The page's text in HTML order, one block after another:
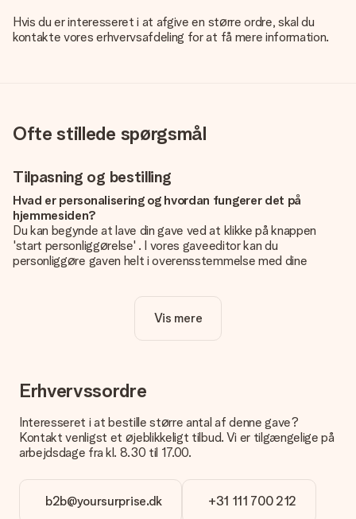
Hvis du er interesseret i at afgive en større ordre, skal du
kontakte vores erhvervsafdeling for at få mere information.
Ofte stillede spørgsmål
Tilpasning og bestilling
Hvad er personalisering og hvordan fungerer det på
hjemmesiden?
Du kan begynde at lave din gave ved at klikke på knappen
'start personliggørelse' . I vores gaveeditor kan du
personliggøre gaven helt i overensstemmelse med dine
Er personalisering inkluderet i prisen?
Prisen der vises på hjemmesiden omfatter personliggørelse
Hvordan ved jeg, om mit billede har den rigtige kvalitet?
Vi vil være sikre på, at du er helt tilfreds med din gave. Derfor
om kvaliteten af dit billede, kan du kontakte vores
kundeservice og vedlægge dit foto sammen med den gave,
du er interesseret i at bestille. Så kan de tjekke kvaliteten for
Hvilke formater kan jeg uploade?
Vis mere
Erhvervssordre
Interesseret i at bestille større antal af denne gave?
Kontakt venligst et øjeblikkeligt tilbud. Vi er tilgængelige på
arbejdsdage fra kl. 8.30 til 17.00.
b2b@yoursurprise.dk +31 111 700 212